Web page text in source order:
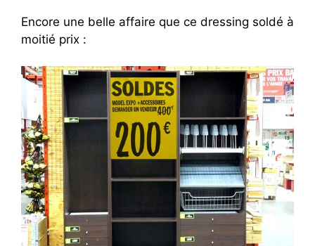
Encore une belle affaire que ce dressing soldé à
moitié prix :